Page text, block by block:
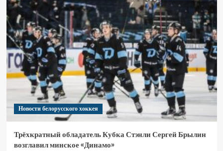
Новости белорусского хоккея
Трёхкратный обладатель Кубка Стэнли Сергей Брылин
возглавил минское «Динамо»